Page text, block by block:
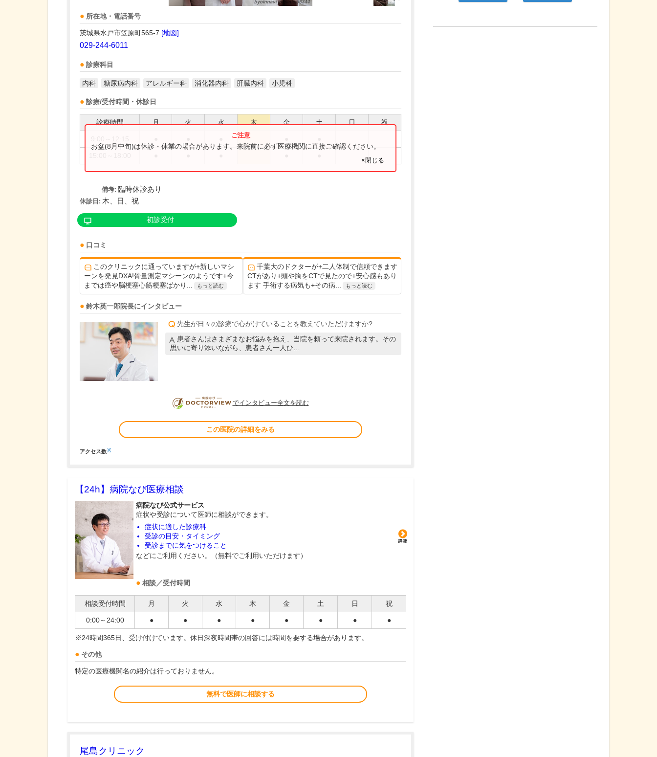
所在地・電話番号
茨城県水戸市笠原町565-7 [地図]
029-244-6011
診療科目
内科 糖尿病内科 アレルギー科 消化器内科 肝臓内科 小児科
診療/受付時間・休診日
診療時間 月 火 水 木 金 土 日 祝
お盆(8月中旬)は休診・休業の場合があります。来院前に必ず医療機関に直接ご確認ください。
×閉じる
備考: 臨時休診あり
休診日: 木、日、祝
初診受付
口コミ
このクリニックに通っていますが+新しいマシ
ーンを発見DXA!骨量測定マシーンのようです+今
までは癌や脳梗塞心筋梗塞ばかり...
もっと読む
千葉大のドクターが+二人体制で信頼できます
CTがあり+頭や胸をCTで見たので+安心感もあり
ます 手術する病気も+その病...
もっと読む
鈴木英一郎院長にインタビュー
先生が日々の診療で心がけていることを教えていただけますか?
患者さんはさまざまなお悩みを抱え、当院を頼って来院されます。その
思いに寄り添いながら、患者さん一人ひ…
DOCTORVIEW
でインタビュー全文を読む
この医院の詳細をみる
アクセス数※
【24h】 病院なび医療相談
病院なび公式サービス
症状や受診について医師に相談ができます。
症状に適した診療科
受診の目安・タイミング
受診までに気をつけること
などにご利用ください。（無料でご利用いただけます）
相談／受付時間
相談受付時間 月 火 水 木 金 土 日 祝
0:00～24:00 ● ● ● ● ● ● ● ●
※24時間365日、受け付けています。休日深夜時間帯の回答には時間を要する場合があります。
その他
特定の医療機関名の紹介は行っておりません。
無料で医師に相談する
尾島クリニック